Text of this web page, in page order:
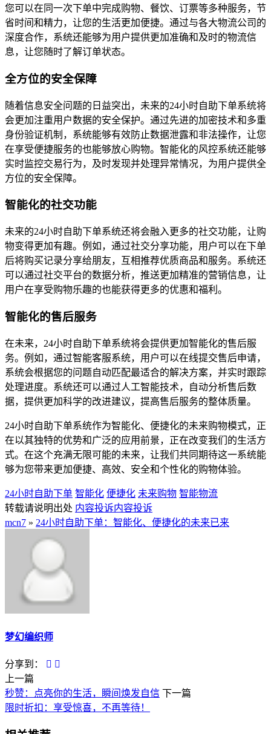
您可以在同一次下单中完成购物、餐饮、订票等多种服务，节
省时间和精力，让您的生活更加便捷。通过与各大物流公司的
深度合作，系统还能够为用户提供更加准确和及时的物流信
息，让您随时了解订单状态。
全方位的安全保障
随着信息安全问题的日益突出，未来的24小时自助下单系统将
会更加注重用户数据的安全保护。通过先进的加密技术和多重
身份验证机制，系统能够有效防止数据泄露和非法操作，让您
在享受便捷服务的也能够放心购物。智能化的风控系统还能够
实时监控交易行为，及时发现并处理异常情况，为用户提供全
方位的安全保障。
智能化的社交功能
未来的24小时自助下单系统还将会融入更多的社交功能，让购
物变得更加有趣。例如，通过社交分享功能，用户可以在下单
后将购买记录分享给朋友，互相推荐优质商品和服务。系统还
可以通过社交平台的数据分析，推送更加精准的营销信息，让
用户在享受购物乐趣的也能获得更多的优惠和福利。
智能化的售后服务
在未来，24小时自助下单系统将会提供更加智能化的售后服
务。例如，通过智能客服系统，用户可以在线提交售后申请，
系统会根据您的问题自动匹配最适合的解决方案，并实时跟踪
处理进度。系统还可以通过人工智能技术，自动分析售后数
据，提供更加科学的改进建议，提高售后服务的整体质量。
24小时自助下单系统作为智能化、便捷化的未来购物模式，正
在以其独特的优势和广泛的应用前景，正在改变我们的生活方
式。在这个充满无限可能的未来，让我们共同期待这一系统能
够为您带来更加便捷、高效、安全和个性化的购物体验。
24小时自助下单 智能化 便捷化 未来购物 智能物流
转载请说明出处 内容投诉内容投诉
mcn7 » 24小时自助下单：智能化、便捷化的未来已来
梦幻编织师
分享到：
上一篇
秒赞：点亮你的生活，瞬间焕发自信 下一篇
限时折扣：享受惊喜，不再等待！